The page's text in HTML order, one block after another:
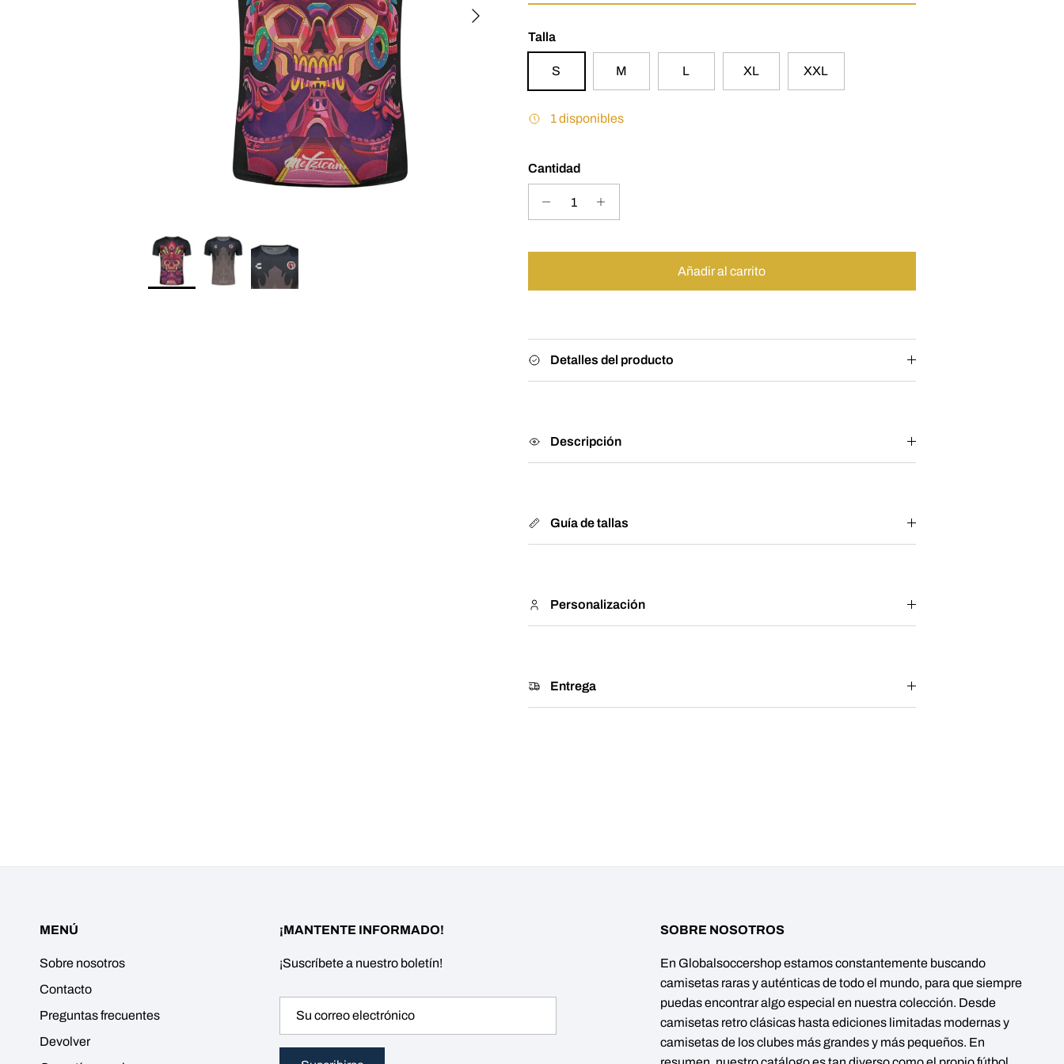
Siguiente
Talla
S M L XL XXL
1 disponibles
Cantidad
Añadir al carrito
Detalles del producto
Descripción
Guía de tallas
Personalización
Entrega
MENÚ
Sobre nosotros
Contacto
Preguntas frecuentes
Devolver
¡MANTENTE INFORMADO!
¡Suscríbete a nuestro boletín!
SOBRE NOSOTROS
En Globalsoccershop estamos constantemente buscando
camisetas raras y auténticas de todo el mundo, para que siempre
puedas encontrar algo especial en nuestra colección. Desde
camisetas retro clásicas hasta ediciones limitadas modernas y
camisetas de los clubes más grandes y más pequeños. En